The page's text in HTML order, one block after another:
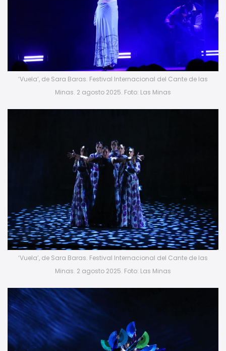
‘Vuela’, de Sara Baras. Festival Internacional del Cante de las
Minas. 2 agosto 2025. Foto: Las Minas
‘Vuela’, de Sara Baras. Festival Internacional del Cante de las
Minas. 2 agosto 2025. Foto: Las Minas